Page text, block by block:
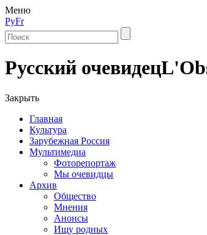
Меню
РуFr
Русский очевидец
Закрыть
Главная
Культура
Зарубежная Россия
Мультимедиа
Фоторепортаж
Мы очевидцы
Архив
Общество
Мнения
Анонсы
Ищу родных